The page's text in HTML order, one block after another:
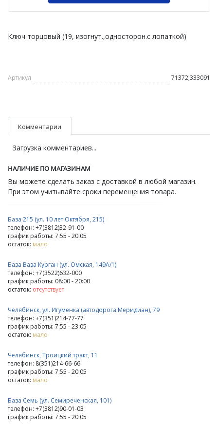
Ключ торцовый (19, изогнут.,односторон.с лопаткой)
Артикул 71372;333091
Комментарии
Загрузка комментариев...
НАЛИЧИЕ ПО МАГАЗИНАМ
Вы можете сделать заказ с доставкой в любой магазин.
При этом учитывайте сроки перемещения товара.
База 215 (ул. 10 лет Октября, 215)
телефон: +7(3812)32-91-00
график работы: 7:55 - 20:05
остаток: мало
База Ваза Курган (ул. Омская, 149А/1)
телефон: +7(3522)632-000
график работы: 08:00 - 20:00
остаток: отсутствует
Челябинск, ул. Игуменка (автодорога Меридиан), 79
телефон: +7(351)214-77-77
график работы: 7:55 - 23:05
остаток: мало
Челябинск, Троицкий тракт, 11
телефон: 8(351)214-66-66
график работы: 7:55 - 20:05
остаток: мало
База Семь (ул. Семиреченская, 101)
телефон: +7(3812)90-01-03
график работы: 7:55 - 20:05